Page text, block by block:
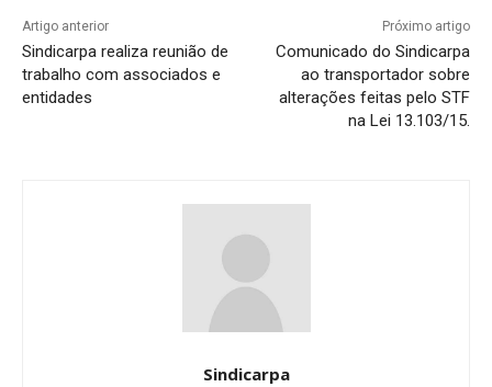
Artigo anterior
Sindicarpa realiza reunião de
trabalho com associados e
entidades
Próximo artigo
Comunicado do Sindicarpa
ao transportador sobre
alterações feitas pelo STF
na Lei 13.103/15.
Sindicarpa